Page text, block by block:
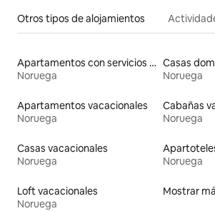
Otros tipos de alojamientos
Apartamentos con servicios incluidos vacacionales
Noruega
Casas
Noruega
Apartamentos vacacionales
Noruega
Cabañas
Noruega
Casas vacacionales
Noruega
Noruega
Loft vacacionales
Noruega
Mostrar